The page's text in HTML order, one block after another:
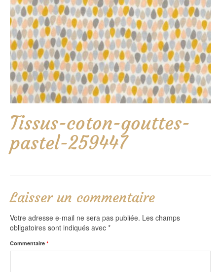
Tissus-coton-gouttes-
pastel-259447
Laisser un commentaire
Votre adresse e-mail ne sera pas publiée. Les champs
obligatoires sont indiqués avec *
Commentaire *